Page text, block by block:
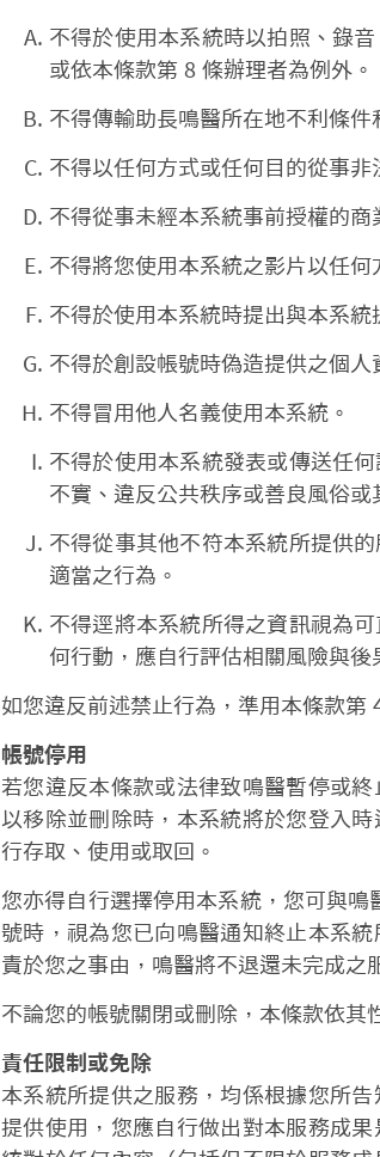
不得於使用本系統時以拍照、錄
或依本條款第 8 條辦理者為例外。
不得傳輸助長鳴醫所在地不利條件
不得以任何方式或任何目的從事非
不得從事未經本系統事前授權的商
不得將您使用本系統之影片以任何
不得於使用本系統時提出與本系統
不得於創設帳號時偽造提供之個人
不得冒用他人名義使用本系統。
不得於使用本系統發表或傳送任
不實、違反公共秩序或善良風俗
不得從事其他不符本系統所提供
適當之行為。
不得逕將本系統所得之資訊視為
何行動，應自行評估相關風險與
如您違反前述禁止行為，準用本條款第
帳號停用
若您違反本條款或法律致鳴醫暫停或
以移除並刪除時，本系統將於您登入
行存取、使用或取回。
您亦得自行選擇停用本系統，您可與
號時，視為您已向鳴醫通知終止本系
責於您之事由，鳴醫將不退還未完成之
不論您的帳號關閉或刪除，本條款依其
責任限制或免除
本系統所提供之服務，均係根據您所
提供使用，您應自行做出對本服務成